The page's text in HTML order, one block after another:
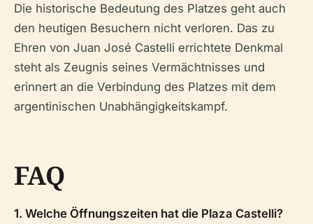
Die historische Bedeutung des Platzes geht auch
den heutigen Besuchern nicht verloren. Das zu
Ehren von Juan José Castelli errichtete Denkmal
steht als Zeugnis seines Vermächtnisses und
erinnert an die Verbindung des Platzes mit dem
argentinischen Unabhängigkeitskampf.
FAQ
1. Welche Öffnungszeiten hat die Plaza Castelli?